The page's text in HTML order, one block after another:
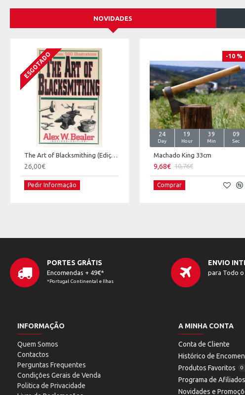
NOVIDADES
ESGOTADO
26,00€
Pedir Informação
-10 %
24
Day
19
Hour
39
Min
09
Sec
Machado King 33cm
9,68€ 10,76€
Comprar
PORTES GRÁTIS
Encomendas + 49€*
*Portugal Continental e Ilhas
ENVIO
para Todo o
INFORMAÇÃO
Quem Somos
Contactos
Perguntas Frequentes
Condições Gerais de Venda
Politica de Privacidade
A MINHA CONTA
Conta de Cliente
Histórico de
Produtos Favoritos
0
Programa de Afiliados
Novidades e